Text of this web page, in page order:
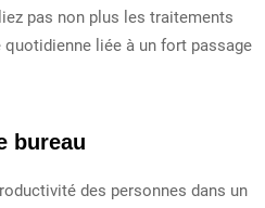
pas non plus les traitements
liée à un fort passage
bureau
des personnes dans un